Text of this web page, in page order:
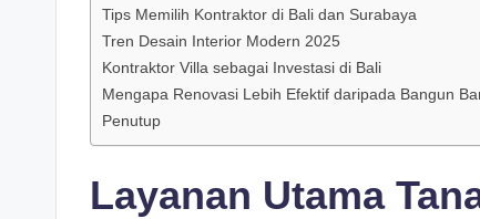
Tips Memilih Kontraktor di Bali dan Surabaya
Tren Desain Interior Modern 2025
Kontraktor Villa sebagai Investasi di Bali
Mengapa Renovasi Lebih Efektif daripada Bangun
Penutup
Layanan Utama